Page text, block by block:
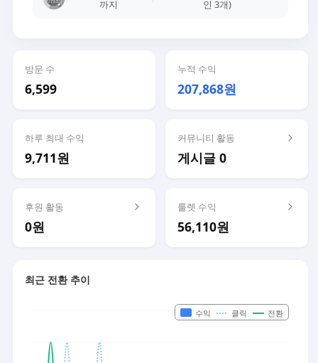
까지
인 3개)
방문 수
6,599
누적 수익
207,868원
하루 최대 수익
9,711원
커뮤니티 활동
게시글 0
후원 활동
0원
룰렛 수익
56,110원
최근 전환 추이